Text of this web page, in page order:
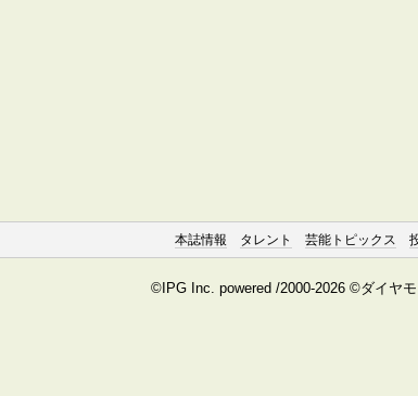
本誌情報 タレント 芸能トピックス
©IPG Inc. powered /2000-2026 ©ダイヤ